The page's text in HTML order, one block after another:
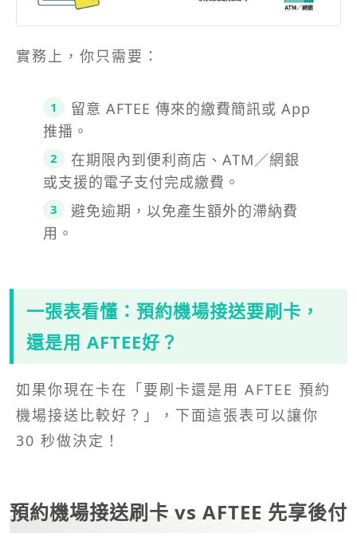
實務上，你只需要：
留意 AFTEE 傳來的繳費簡訊或 App
推播。
在期限內到便利商店、ATM／網銀
或支援的電子支付完成繳費。
避免逾期，以免產生額外的滯納費
用。
一張表看懂：預約機場接送要刷卡，
還是用 AFTEE好？
如果你現在卡在「要刷卡還是用 AFTEE 預約
機場接送比較好？」，下面這張表可以讓你
30 秒做決定！
預約機場接送刷卡 vs AFTEE 先享後付